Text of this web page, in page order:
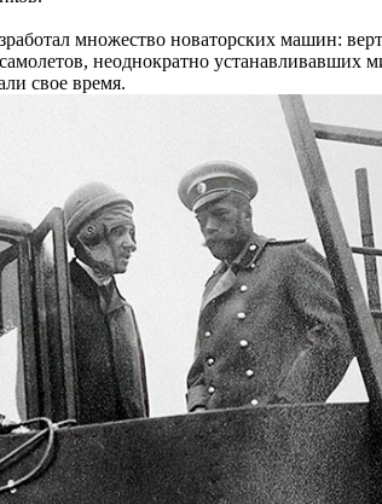
множество новаторских машин:
неоднократно устанавливавших
свое время.